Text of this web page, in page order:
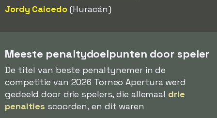
Jordy Caicedo(Huracán)
Meeste penaltydoelpunten door speler
De titel van beste penaltynemer in de
competitie van 2026 Torneo Apertura werd
gedeeld door drie spelers, die allemaal drie
penalties scoorden, en dit waren